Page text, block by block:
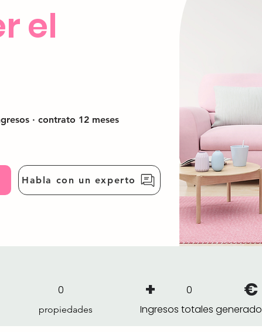
el
· contrato 12 meses
Habla con un experto
propiedades
0 +
Ingresos totales generado
€
0